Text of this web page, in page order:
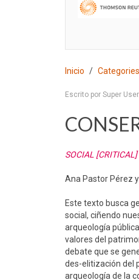
Inicio Categories
Escrito por Super
SOCIAL
Ana Pastor Pérez
Este texto busca
social, ciñendo
arqueología
valores del
debate que se
des-elitización del
arqueología de la